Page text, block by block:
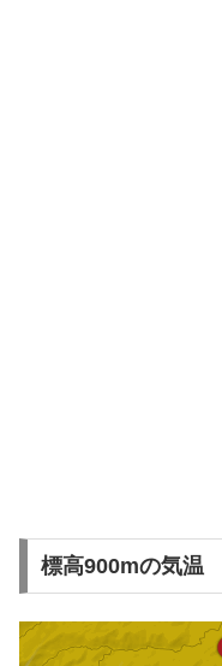
標高900mの気温